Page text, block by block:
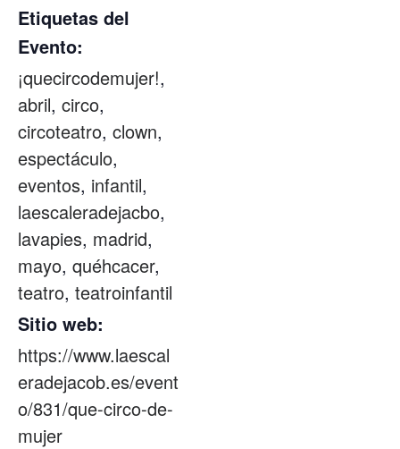
Etiquetas del
Evento:
¡quecircodemujer!,
abril, circo,
circoteatro, clown,
espectáculo,
eventos, infantil,
laescaleradejacbo,
lavapies, madrid,
mayo, quéhcacer,
teatro, teatroinfantil
Sitio web:
https://www.laescal
eradejacob.es/event
o/831/que-circo-de-
mujer